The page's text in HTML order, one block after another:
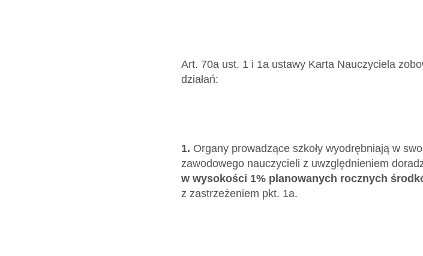
Art. 70a ust. 1 i 1a ustawy Karta Nauczyciela
działań:
1. Organy prowadzące szkoły wyodrębniają w
zawodowego nauczycieli z uwzględnieniem
w wysokości 1% planowanych rocznych
z zastrzeżeniem pkt. 1a.